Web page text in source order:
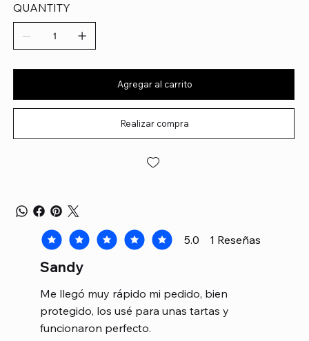
QUANTITY
Agregar al carrito
Realizar compra
5.0 1 Reseñas
la calificación promedio es 5 de 5, basada en 1
Sandy
Me llegó muy rápido mi pedido, bien
protegido, los usé para unas tartas y
funcionaron perfecto.